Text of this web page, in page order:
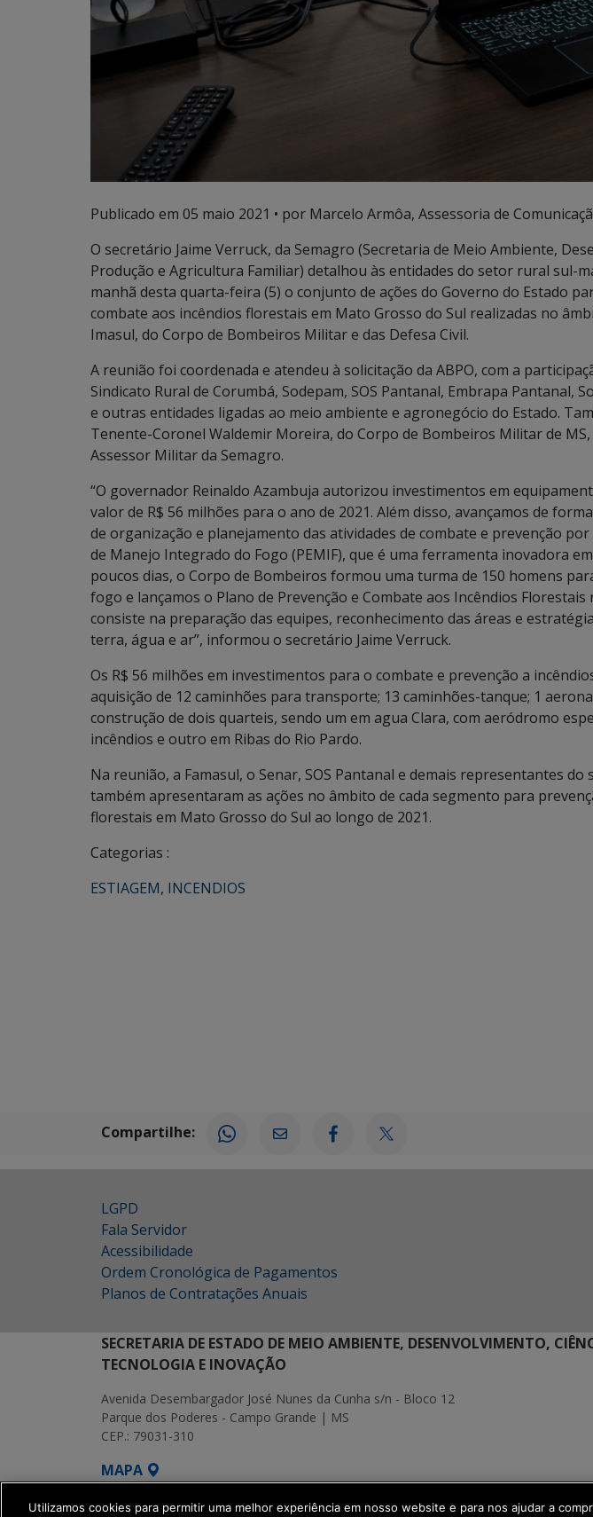
Publicado em 05 maio 2021 • por Marcelo Armôa, Assessoria de
O secretário Jaime Verruck, da Semagro (Secretaria de Meio Ambiente,
Produção e Agricultura Familiar) detalhou às entidades do setor rural sul-
manhã desta quarta-feira (5) o conjunto de ações do Governo do Estado
combate aos incêndios florestais em Mato Grosso do Sul realizadas no
Imasul, do Corpo de Bombeiros Militar e das Defesa Civil.
A reunião foi coordenada e atendeu à solicitação da ABPO, com a
Sindicato Rural de Corumbá, Sodepam, SOS Pantanal, Embrapa Pantanal,
e outras entidades ligadas ao meio ambiente e agronegócio do Estado.
Tenente-Coronel Waldemir Moreira, do Corpo de Bombeiros Militar de
Assessor Militar da Semagro.
“O governador Reinaldo Azambuja autorizou investimentos em
valor de R$ 56 milhões para o ano de 2021. Além disso, avançamos de
de organização e planejamento das atividades de combate e prevenção
de Manejo Integrado do Fogo (PEMIF), que é uma ferramenta inovadora
poucos dias, o Corpo de Bombeiros formou uma turma de 150 homens
fogo e lançamos o Plano de Prevenção e Combate aos Incêndios Florestais
consiste na preparação das equipes, reconhecimento das áreas e
terra, água e ar”, informou o secretário Jaime Verruck.
Os R$ 56 milhões em investimentos para o combate e prevenção a
aquisição de 12 caminhões para transporte; 13 caminhões-tanque; 1
construção de dois quarteis, sendo um em agua Clara, com aeródromo
incêndios e outro em Ribas do Rio Pardo.
Na reunião, a Famasul, o Senar, SOS Pantanal e demais representantes
também apresentaram as ações no âmbito de cada segmento para
florestais em Mato Grosso do Sul ao longo de 2021.
Categorias :
ESTIAGEM, INCENDIOS
Compartilhe:
LGPD
Fala Servidor
Acessibilidade
Ordem Cronológica de Pagamentos
Planos de Contratações Anuais
SECRETARIA DE ESTADO DE MEIO AMBIENTE, DESENVOLVIMENTO,
TECNOLOGIA E INOVAÇÃO
Avenida Desembargador José Nunes da Cunha s/n - Bloco 12
Parque dos Poderes - Campo Grande | MS
CEP.: 79031-310
MAPA
SETDIG | Secretaria-Executiva de Transformação Digital
Utilizamos cookies para permitir uma melhor experiência em nosso website e para nos ajudar a